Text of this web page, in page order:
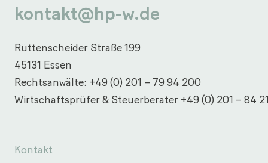
kontakt@hp-w.de
Rüttenscheider Straße 199
45131 Essen
Rechtsanwälte: +49 (0) 201 – 79 94 200
Wirtschaftsprüfer & Steuerberater +49 (0) 201 – 84
Kontakt